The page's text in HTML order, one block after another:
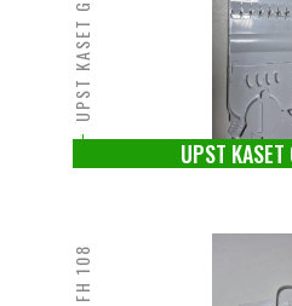
UPST KASET